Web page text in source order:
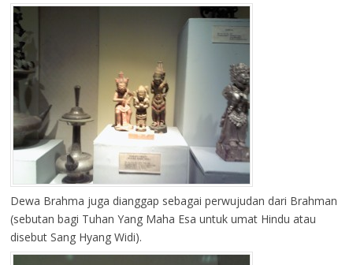
Dewa Brahma juga dianggap sebagai perwujudan dari Brahman
(sebutan bagi Tuhan Yang Maha Esa untuk umat Hindu atau
disebut Sang Hyang Widi).